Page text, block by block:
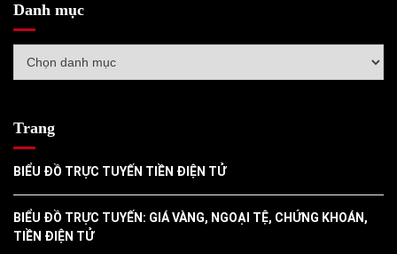
Danh mục
mục
Trang
BIỂU ĐỒ TRỰC TUYẾN TIỀN ĐIỆN TỬ
BIỂU ĐỒ TRỰC TUYẾN: GIÁ VÀNG, NGOẠI TỆ, CHỨNG KHOÁN,
TIỀN ĐIỆN TỬ